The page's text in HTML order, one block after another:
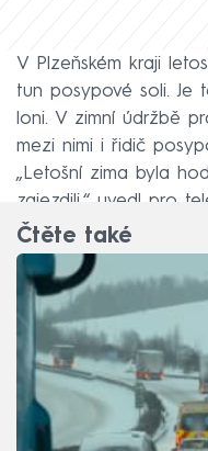
V Plzeňském kraji
tun posypové soli. Je
loni. V zimní údržbě
mezi nimi i řidič
„Letošní zima byla
zajezdili,“ uvedl pro
Čtěte také